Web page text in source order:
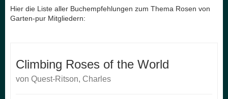
Hier die Liste aller Buchempfehlungen zum Thema Rosen von
Garten-pur Mitgliedern:
Climbing Roses of the World
von Quest-Ritson, Charles